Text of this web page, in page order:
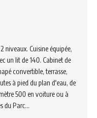
niveaux. Cuisine équipée,
un lit de 140. Cabinet de
convertible, terrasse,
à pied du plan d'eau, de
500 en voiture ou à
du Parc…